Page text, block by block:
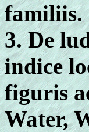
familiis.
3. De
indice
figuris
Water,